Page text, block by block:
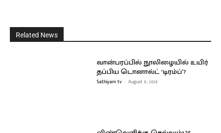
Related News
வான்பரப்பில் நூலிழையில் உயிர்
தப்பிய டொனால்ட் ‘டிரம்ப்’?
Sathiyam tv - August 6, 2026